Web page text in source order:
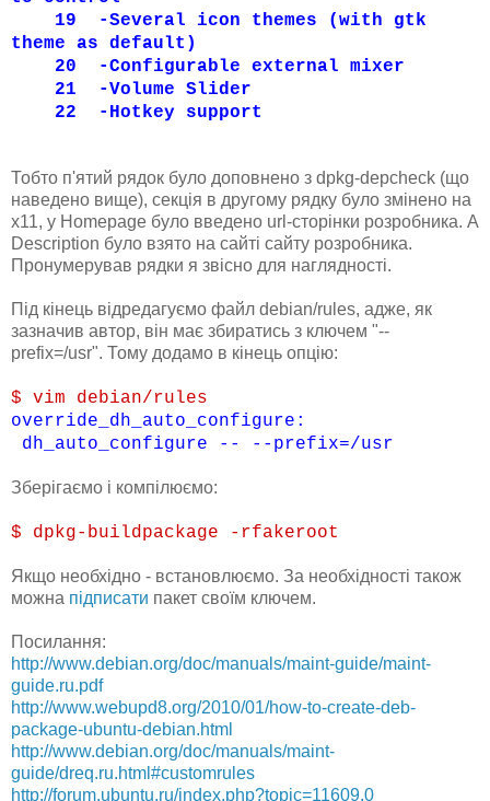
19
-Several icon themes (with gtk
theme as default)
20
-Configurable external mixer
21
-Volume Slider
22
-Hotkey support
Тобто п'ятий рядок було доповнено з dpkg-depcheck (що
наведено вище), секція в другому рядку було змінено на
x11, у Homepage було введено url-сторінки розробника. А
Description було взято на сайті сайту розробника.
Пронумерував рядки я звісно для наглядності.
Під кінець відредагуємо файл debian/rules, адже, як
зазначив автор, він має збиратись з ключем "--
prefix=/usr". Тому додамо в кінець опцію:
$ vim debian/rules
override_dh_auto_configure:
dh_auto_configure -- --prefix=/usr
Зберігаємо і компілюємо:
$ dpkg-buildpackage -rfakeroot
Якщо необхідно - встановлюємо. За необхідності також
можна підписати пакет своїм ключем.
Посилання:
http://www.debian.org/doc/manuals/maint-guide/maint-
guide.ru.pdf
http://www.webupd8.org/2010/01/how-to-create-deb-
package-ubuntu-debian.html
http://www.debian.org/doc/manuals/maint-
guide/dreq.ru.html#customrules
http://forum.ubuntu.ru/index.php?topic=11609.0